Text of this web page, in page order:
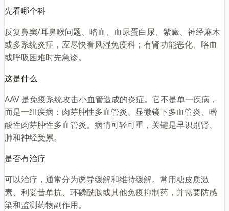
先看哪个科
反复鼻窦/耳鼻喉问题、咯血、血尿蛋白尿、紫癜、神经麻木
或多系统炎症，应尽快看风湿免疫科；有肾功能恶化、咯血
或呼吸困难时先急诊。
这是什么
AAV 是免疫系统攻击小血管造成的炎症。它不是单一疾病，
而是一组疾病：肉芽肿性多血管炎、显微镜下多血管炎、嗜
酸性肉芽肿性多血管炎。病情可轻可重，关键是早识别肾、
肺和神经受累。
是否有治疗
可以治疗，通常分为诱导缓解和维持缓解。常用糖皮质激
素、利妥昔单抗、环磷酰胺或其他免疫抑制药，并需要防感
染和监测药物副作用。